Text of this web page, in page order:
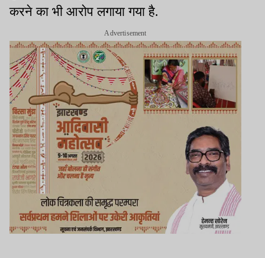
करने का भी आरोप लगाया गया है.
Advertisement